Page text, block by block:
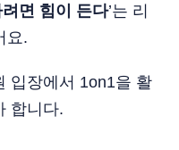
면 힘이 든다’는 리
요.
입장에서 1on1을 활
합니다.